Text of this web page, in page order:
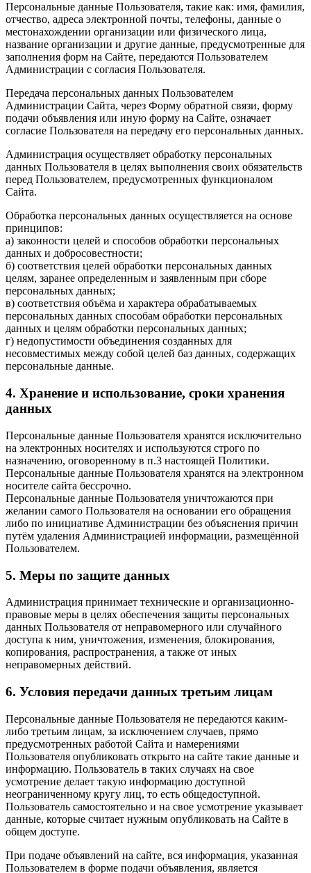
Персональные данные Пользователя, такие как: имя, фамилия,
отчество, адреса электронной почты, телефоны, данные о
местонахождении организации или физического лица,
название организации и другие данные, предусмотренные для
заполнения форм на Сайте, передаются Пользователем
Администрации с согласия Пользователя.
Передача персональных данных Пользователем
Администрации Сайта, через Форму обратной связи, форму
подачи объявления или иную форму на Сайте, означает
согласие Пользователя на передачу его персональных данных.
Администрация осуществляет обработку персональных
данных Пользователя в целях выполнения своих обязательств
перед Пользователем, предусмотренных функционалом
Сайта.
Обработка персональных данных осуществляется на основе
принципов:
а) законности целей и способов обработки персональных
данных и добросовестности;
б) соответствия целей обработки персональных данных
целям, заранее определенным и заявленным при сборе
персональных данных;
в) соответствия объёма и характера обрабатываемых
персональных данных способам обработки персональных
данных и целям обработки персональных данных;
г) недопустимости объединения созданных для
несовместимых между собой целей баз данных, содержащих
персональные данные.
4. Хранение и использование, сроки хранения
данных
Персональные данные Пользователя хранятся исключительно
на электронных носителях и используются строго по
назначению, оговоренному в п.3 настоящей Политики.
Персональные данные Пользователя хранятся на электронном
носителе сайта бессрочно.
Персональные данные Пользователя уничтожаются при
желании самого Пользователя на основании его обращения
либо по инициативе Администрации без объяснения причин
путём удаления Администрацией информации, размещённой
Пользователем.
5. Меры по защите данных
Администрация принимает технические и организационно-
правовые меры в целях обеспечения защиты персональных
данных Пользователя от неправомерного или случайного
доступа к ним, уничтожения, изменения, блокирования,
копирования, распространения, а также от иных
неправомерных действий.
6. Условия передачи данных третьим лицам
Персональные данные Пользователя не передаются каким-
либо третьим лицам, за исключением случаев, прямо
предусмотренных работой Сайта и намерениями
Пользователя опубликовать открыто на сайте такие данные и
информацию. Пользователь в таких случаях на свое
усмотрение делает такую информацию доступной
неограниченному кругу лиц, то есть общедоступной.
Пользователь самостоятельно и на свое усмотрение указывает
данные, которые считает нужным опубликовать на Сайте в
общем доступе.
При подаче объявлений на сайте, вся информация, указанная
Пользователем в форме подачи объявления, является